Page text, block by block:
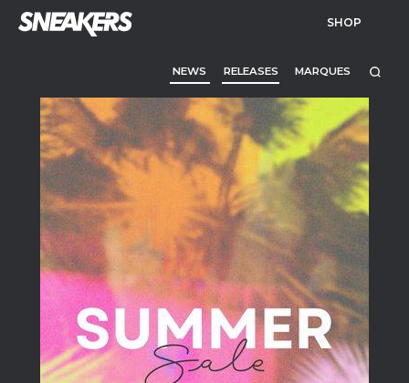
SHOP
NEWS RELEASES MARQUES